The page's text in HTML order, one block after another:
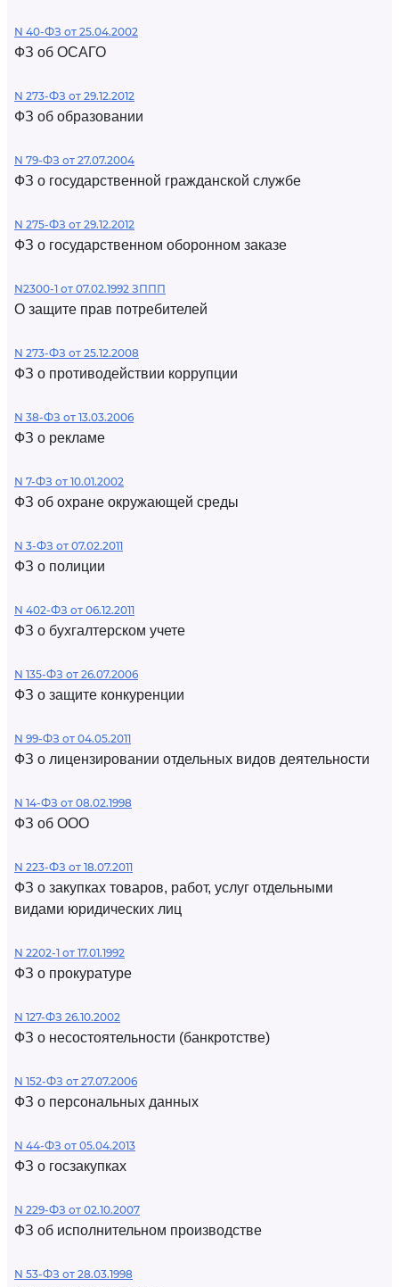
N 40-ФЗ от 25.04.2002
ФЗ об ОСАГО
N 273-ФЗ от 29.12.2012
ФЗ об образовании
N 79-ФЗ от 27.07.2004
ФЗ о государственной гражданской службе
N 275-ФЗ от 29.12.2012
ФЗ о государственном оборонном заказе
N2300-1 от 07.02.1992 ЗППП
О защите прав потребителей
N 273-ФЗ от 25.12.2008
ФЗ о противодействии коррупции
N 38-ФЗ от 13.03.2006
ФЗ о рекламе
N 7-ФЗ от 10.01.2002
ФЗ об охране окружающей среды
N 3-ФЗ от 07.02.2011
ФЗ о полиции
N 402-ФЗ от 06.12.2011
ФЗ о бухгалтерском учете
N 135-ФЗ от 26.07.2006
ФЗ о защите конкуренции
N 99-ФЗ от 04.05.2011
ФЗ о лицензировании отдельных видов деятельности
N 14-ФЗ от 08.02.1998
ФЗ об ООО
N 223-ФЗ от 18.07.2011
ФЗ о закупках товаров, работ, услуг отдельными
видами юридических лиц
N 2202-1 от 17.01.1992
ФЗ о прокуратуре
N 127-ФЗ 26.10.2002
ФЗ о несостоятельности (банкротстве)
N 152-ФЗ от 27.07.2006
ФЗ о персональных данных
N 44-ФЗ от 05.04.2013
ФЗ о госзакупках
N 229-ФЗ от 02.10.2007
ФЗ об исполнительном производстве
N 53-ФЗ от 28.03.1998